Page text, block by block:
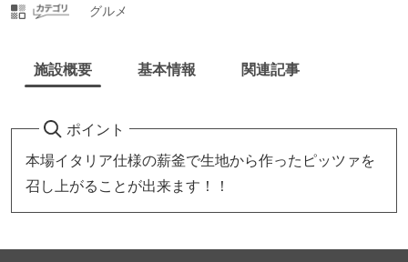
グルメ
施設概要 基本情報 関連記事
ポイント
本場イタリア仕様の薪釜で生地から作ったピッツァを
召し上がることが出来ます！！